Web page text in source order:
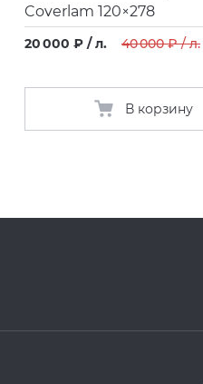
Coverlam 120×278
20 000 ₽ / л. 40 000 ₽ / л.
В корзину